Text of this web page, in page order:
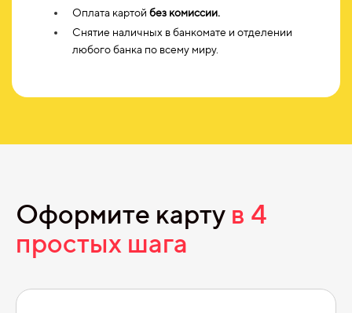
Оплата картой без комиссии.
Снятие наличных в банкомате и отделении
любого банка по всему миру.
Оформите карту в 4
простых шага